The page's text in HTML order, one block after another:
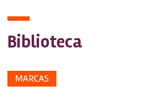
Biblioteca
MARCAS